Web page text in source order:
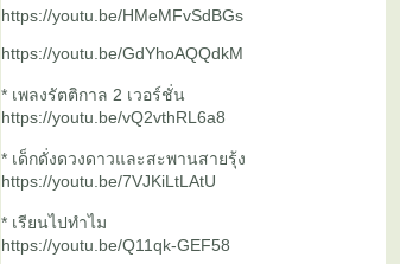
https://youtu.be/HMeMFvSdBGs
https://youtu.be/GdYhoAQQdkM
* เพลงรัตติกาล 2 เวอร์ชั่น
https://youtu.be/vQ2vthRL6a8
* เด็กดั่งดวงดาวและสะพานสายรุ้ง
https://youtu.be/7VJKiLtLAtU
* เรียนไปทำไม
https://youtu.be/Q11qk-GEF58